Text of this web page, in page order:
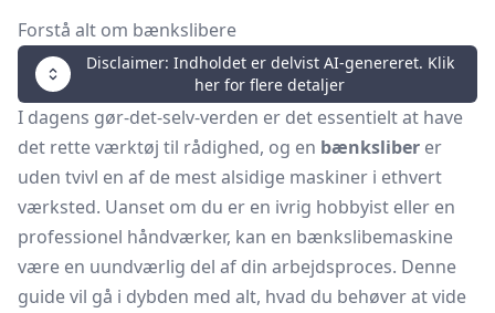
Forstå alt om bænkslibere
Disclaimer: Indholdet er delvist AI-genereret. Klik
her for flere detaljer
I dagens gør-det-selv-verden er det essentielt at have
det rette værktøj til rådighed, og en bænksliber er
uden tvivl en af de mest alsidige maskiner i ethvert
værksted. Uanset om du er en ivrig hobbyist eller en
professionel håndværker, kan en bænkslibemaskine
være en uundværlig del af din arbejdsproces. Denne
guide vil gå i dybden med alt, hvad du behøver at vide